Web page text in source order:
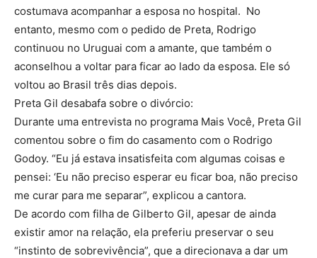
costumava acompanhar a esposa no hospital. No
entanto, mesmo com o pedido de Preta, Rodrigo
continuou no Uruguai com a amante, que também o
aconselhou a voltar para ficar ao lado da esposa. Ele só
voltou ao Brasil três dias depois.
Preta Gil desabafa sobre o divórcio:
Durante uma entrevista no programa Mais Você, Preta Gil
comentou sobre o fim do casamento com o Rodrigo
Godoy. “Eu já estava insatisfeita com algumas coisas e
pensei: ‘Eu não preciso esperar eu ficar boa, não preciso
me curar para me separar”, explicou a cantora.
De acordo com filha de Gilberto Gil, apesar de ainda
existir amor na relação, ela preferiu preservar o seu
“instinto de sobrevivência”, que a direcionava a dar um